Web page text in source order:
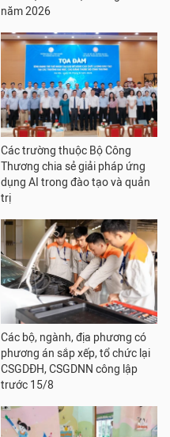
năm 2026
Các trường thuộc Bộ Công
Thương chia sẻ giải pháp ứng
dụng AI trong đào tạo và quản
trị
Các bộ, ngành, địa phương có
phương án sắp xếp, tổ chức lại
CSGDĐH, CSGDNN công lập
trước 15/8